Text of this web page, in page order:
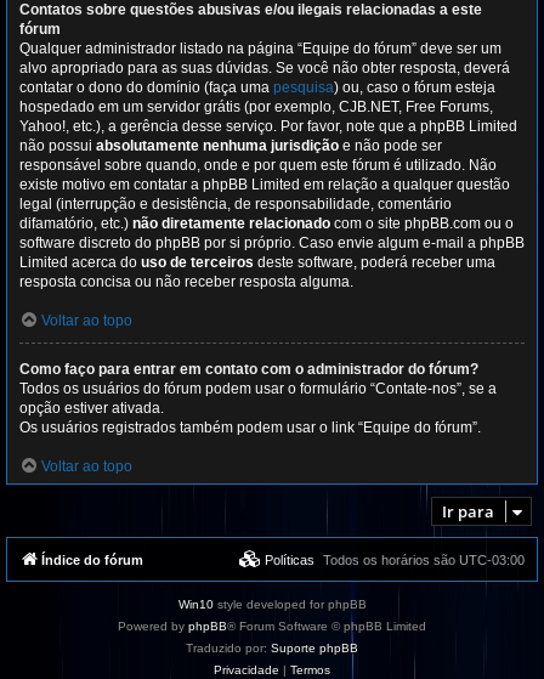
Contatos sobre questões abusivas e/ou ilegais relacionadas a este
fórum
Qualquer administrador listado na página “Equipe do fórum” deve ser um
alvo apropriado para as suas dúvidas. Se você não obter resposta, deverá
contatar o dono do domínio (faça uma pesquisa) ou, caso o fórum esteja
hospedado em um servidor grátis (por exemplo, CJB.NET, Free Forums,
Yahoo!, etc.), a gerência desse serviço. Por favor, note que a phpBB Limited
não possui absolutamente nenhuma jurisdição e não pode ser
responsável sobre quando, onde e por quem este fórum é utilizado. Não
existe motivo em contatar a phpBB Limited em relação a qualquer questão
legal (interrupção e desistência, de responsabilidade, comentário
difamatório, etc.) não diretamente relacionado com o site phpBB.com ou o
software discreto do phpBB por si próprio. Caso envie algum e-mail a phpBB
Limited acerca do uso de terceiros deste software, poderá receber uma
resposta concisa ou não receber resposta alguma.
Voltar ao topo
Como faço para entrar em contato com o administrador do fórum?
Todos os usuários do fórum podem usar o formulário “Contate-nos”, se a
opção estiver ativada.
Os usuários registrados também podem usar o link “Equipe do fórum”.
Voltar ao topo
Ir para
Índice do fórum Todos os horários são UTC-03:00
Políticas
Win10style developed for phpBB
Powered by phpBB® Forum Software © phpBB Limited
Traduzido por: Suporte phpBB
Privacidade | Termos